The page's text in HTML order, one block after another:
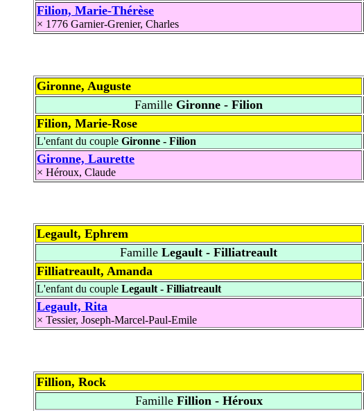
Filion, Marie-Thérèse
× 1776 Garnier-Grenier, Charles
Gironne, Auguste
Famille Gironne - Filion
Filion, Marie-Rose
L'enfant du couple Gironne - Filion
Gironne, Laurette
× Héroux, Claude
Legault, Ephrem
Famille Legault - Filliatreault
Filliatreault, Amanda
L'enfant du couple Legault - Filliatreault
Legault, Rita
× Tessier, Joseph-Marcel-Paul-Emile
Fillion, Rock
FamilleFillion - Héroux